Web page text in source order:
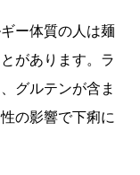
ー体質の人は麺
があります。ラ
グルテンが含ま
の影響で下痢に